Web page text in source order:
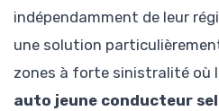
indépendamment de leur
une solution
zones à forte sinistralité où
auto jeune conducteur